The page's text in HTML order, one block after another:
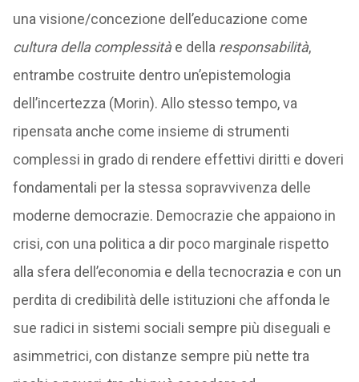
una visione/concezione dell’educazione come
cultura della complessitàe della responsabilità,
entrambe costruite dentro un’epistemologia
dell’incertezza (Morin). Allo stesso tempo, va
ripensata anche come insieme di strumenti
complessi in grado di rendere effettivi diritti e doveri
fondamentali per la stessa sopravvivenza delle
moderne democrazie. Democrazie che appaiono in
crisi, con una politica a dir poco marginale rispetto
alla sfera dell’economia e della tecnocrazia e con un
perdita di credibilità delle istituzioni che affonda le
sue radici in sistemi sociali sempre più diseguali e
asimmetrici, con distanze sempre più nette tra